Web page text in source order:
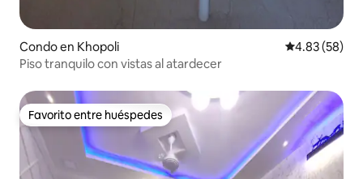
Condo en Khopoli Calificación
4.83 (58)
Piso tranquilo con vistas al atardecer
Favorito entre huéspedes
Favorito entre huéspedes